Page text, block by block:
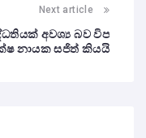
Next article
අවශ්‍ය බව විප
නායක සජිත් කියයි